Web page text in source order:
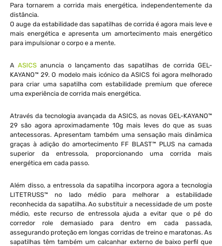
Para tornarem a corrida mais energética, independentemente da
distância.
O auge da estabilidade das sapatilhas de corrida é agora mais leve e
mais energética e apresenta um amortecimento mais energético
para impulsionar o corpo e a mente.
AASICS anuncia o lançamento das sapatilhas de corrida GEL-
KAYANO™ 29. O modelo mais icónico da ASICS foi agora melhorado
para criar uma sapatilha com estabilidade premium que oferece
uma experiência de corrida mais energética.
Através da tecnologia avançada da ASICS, as novas GEL-KAYANO™
29 são agora aproximadamente 10g mais leves do que as suas
antecessoras. Apresentam também uma sensação mais dinâmica
graças à adição do amortecimento FF BLAST™ PLUS na camada
superior da entressola, proporcionando uma corrida mais
energética em cada passo.
Além disso, a entressola da sapatilha incorpora agora a tecnologia
LITETRUSS™ no lado médio para melhorar a estabilidade
reconhecida da sapatilha. Ao substituir a necessidade de um poste
médio, este recurso de entressola ajuda a evitar que o pé do
corredor role demasiado para dentro em cada passada,
assegurando proteção em longas corridas de treino e maratonas. As
sapatilhas têm também um calcanhar externo de baixo perfil que